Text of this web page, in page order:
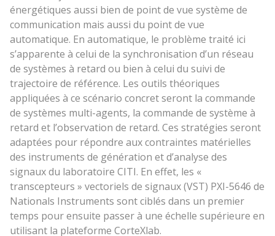
énergétiques aussi bien de point de vue système de
communication mais aussi du point de vue
automatique. En automatique, le problème traité ici
s’apparente à celui de la synchronisation d’un réseau
de systèmes à retard ou bien à celui du suivi de
trajectoire de référence. Les outils théoriques
appliquées à ce scénario concret seront la commande
de systèmes multi-agents, la commande de système à
retard et l’observation de retard. Ces stratégies seront
adaptées pour répondre aux contraintes matérielles
des instruments de génération et d’analyse des
signaux du laboratoire CITI. En effet, les «
transcepteurs » vectoriels de signaux (VST) PXI-5646 de
Nationals Instruments sont ciblés dans un premier
temps pour ensuite passer à une échelle supérieure en
utilisant la plateforme CorteXlab.